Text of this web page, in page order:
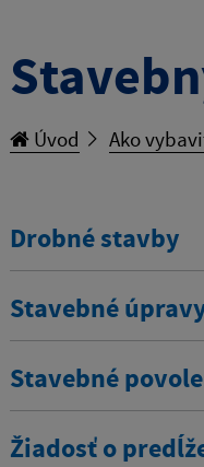
Úvod Ako
Drobné stavby
Stavebné
Stavebné
Žiadosť o